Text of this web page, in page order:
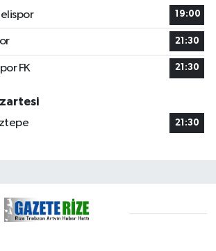
19:00
21:30
FK 21:30
21:30